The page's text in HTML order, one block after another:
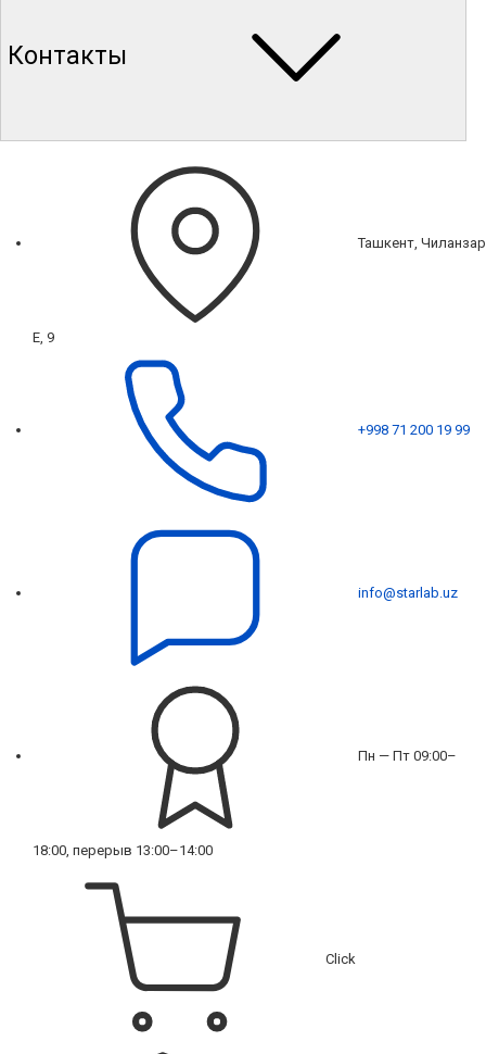
Контакты
Ташкент, Чиланзар
Е, 9
+998 71 200 19 99
info@starlab.uz
Пн — Пт 09:00–
18:00, перерыв 13:00–14:00
Click